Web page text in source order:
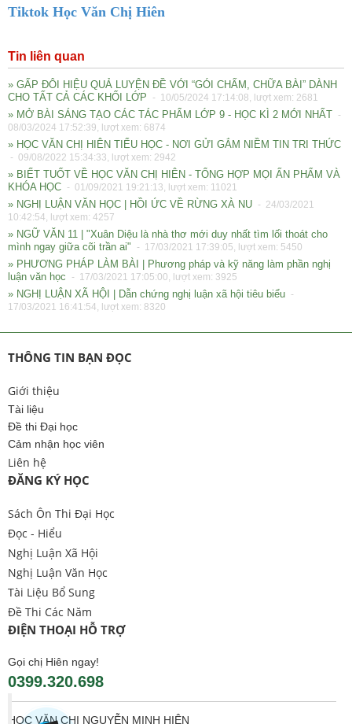
Tiktok Học Văn Chị Hiên
Tin liên quan
» GẤP ĐÔI HIỆU QUẢ LUYỆN ĐỀ VỚI “GÓI CHẤM, CHỮA BÀI” DÀNH
CHO TẤT CẢ CÁC KHỐI LỚP
- 10/05/2024 17:14:08, lượt xem: 2681
» MỞ BÀI SÁNG TẠO CÁC TÁC PHẨM LỚP 9 - HỌC KÌ 2 MỚI NHẤT -
08/03/2024 17:52:39, lượt xem: 6874
» HỌC VĂN CHỊ HIÊN TIỂU HỌC - NƠI GỬI GẮM NIỀM TIN TRI THỨC
- 09/08/2022 15:34:33, lượt xem: 2942
» BIẾT TUỐT VỀ HỌC VĂN CHỊ HIÊN - TỔNG HỢP MỌI ẤN PHẨM VÀ
KHÓA HỌC - 01/09/2021 19:21:13, lượt xem: 11021
» NGHỊ LUẬN VĂN HỌC | HỒI ỨC VỀ RỪNG XÀ NU - 24/03/2021
10:42:54, lượt xem: 4257
» NGỮ VĂN 11 | "Xuân Diệu là nhà thơ mới duy nhất tìm lối thoát cho
mình ngay giữa cõi trần ai"
- 17/03/2021 17:39:05, lượt xem: 5450
» PHƯƠNG PHÁP LÀM BÀI | Phương pháp và kỹ năng làm phần nghị
luận văn học
- 17/03/2021 17:05:00, lượt xem: 3925
» NGHỊ LUẬN XÃ HỘI | Dẫn chứng nghị luận xã hội tiêu biểu -
17/03/2021 16:41:54, lượt xem: 8320
THÔNG TIN BẠN ĐỌC
Giới thiệu
Tài liệu
Đề thi Đại học
Cảm nhận học viên
Liên hệ
ĐĂNG KÝ HỌC
Sách Ôn Thi Đại Học
Đọc - Hiểu
Nghị Luận Xã Hội
Nghị Luận Văn Học
Tài Liệu Bổ Sung
Đề Thi Các Năm
ĐIỆN THOẠI HỖ TRỢ
Gọi chị Hiên ngay!
0399.320.698
HỌC VĂN CHỊ NGUYỄN MINH HIÊN